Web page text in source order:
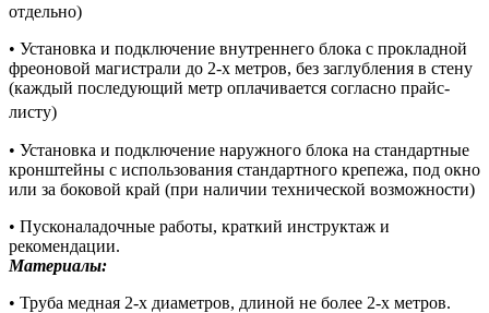
отдельно)
• Установка и подключение внутреннего блока с прокладной
фреоновой магистрали до 2-х метров, без заглубления в стену
(каждый последующий метр оплачивается согласно прайс-
листу)
• Установка и подключение наружного блока на стандартные
кронштейны с использования стандартного крепежа, под окно
или за боковой край (при наличии технической возможности)
• Пусконаладочные работы, краткий инструктаж и
рекомендации.
Материалы:
• Труба медная 2-х диаметров, длиной не более 2-х метров.